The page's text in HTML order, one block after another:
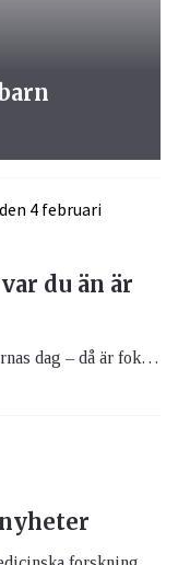
du än är
Världscancerdagen 4 februari är patienternas dag – då är fokus på alla som fått cancer, överlevt cancer, har en kronisk cancer eller har en närstående som fått sjukdomen. Hela Världscancerdagen direktsänds för dig som inte kan vara på plats.